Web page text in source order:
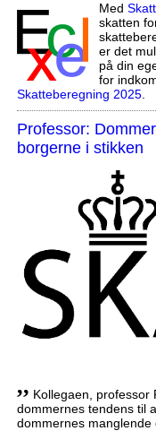
Med
skatten
er det
på din
for
Skatteberegning 2025.
Professor:
borgerne i stikken
,, Kollegaen, professor
dommernes tendens til
dommernes manglende